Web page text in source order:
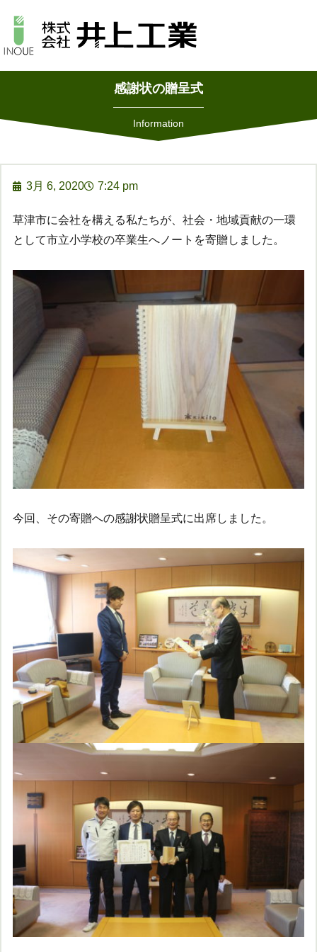
感謝状の贈呈式
Information
3月 6, 2020 7:24 pm
草津市に会社を構える私たちが、社会・地域貢献の一環
として市立小学校の卒業生へノートを寄贈しました。
今回、その寄贈への感謝状贈呈式に出席しました。